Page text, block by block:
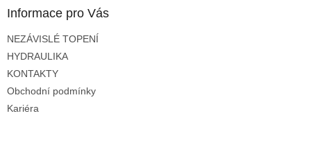
Informace pro Vás
NEZÁVISLÉ TOPENÍ
HYDRAULIKA
KONTAKTY
Obchodní podmínky
Kariéra